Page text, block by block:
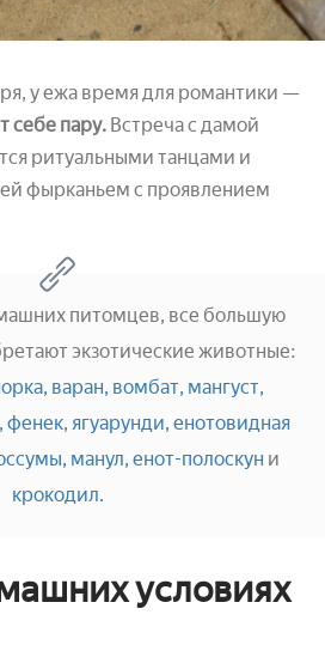
у ежа время для романтики —
себе пару. Встреча с дамой
ритуальными танцами и
фырканьем с проявлением
питомцев, все большую
экзотические животные:
варан, вомбат, мангуст,
фенек, ягуарунди, енотовидная
манул, енот-полоскун и
крокодил.
условиях